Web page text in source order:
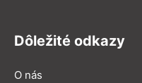
Dôležité odkazy
O nás